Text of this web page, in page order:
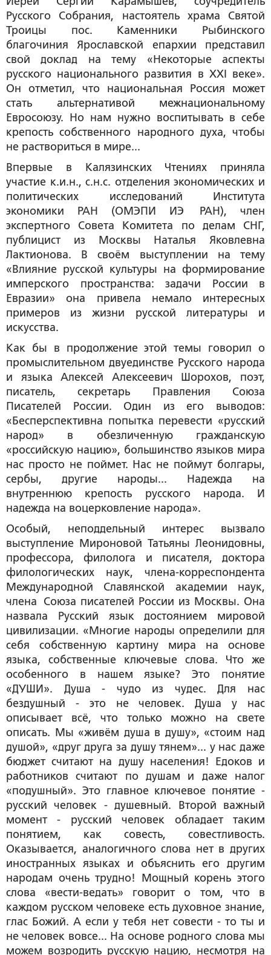
Русского Собрания, настоятель храма Святой
Троицы пос. Каменники Рыбинского
благочиния Ярославской епархии представил
свой доклад на тему «Некоторые аспекты
русского национального развития в XXI веке».
Он отметил, что национальная Россия может
стать альтернативой межнациональному
Евросоюзу. Но нам нужно воспитывать в себе
крепость собственного народного духа, чтобы
не раствориться в мире...
Впервые в Калязинских Чтениях приняла
участие к.и.н., с.н.с. отделения экономических и
политических исследований Института
экономики РАН (ОМЭПИ ИЭ РАН), член
экспертного Совета Комитета по делам СНГ,
публицист из Москвы
Наталья Яковлевна
Лактионова. В своём выступлении на тему
«Влияние русской культуры на формирование
имперского пространства: задачи России в
Евразии» она привела немало интересных
примеров из жизни русской литературы и
искусства.
Как бы в продолжение этой темы говорил о
промыслительном двуединстве Русского народа
и языкаАлексей Алексеевич Шорохов, поэт,
писатель, секретарь Правления Союза
Писателей России. Один из его выводов:
«Бесперспективна попытка перевести «русский
народ» в обезличенную гражданскую
«российскую нацию», большинство языков мира
нас просто не поймет. Нас не поймут болгары,
сербы, другие народы... Надежда на
внутреннюю крепость русского народа. И
надежда на воцерковление народа».
Особый, неподдельный интерес вызвало
выступление Мироновой Татьяны Леонидовны,
профессора, филолога и писателя, доктора
филологических наук, члена-корреспондента
Международной Славянской академии наук,
члена Союза писателей России из Москвы. Она
назвала Русский язык достоянием мировой
цивилизации. « Многие народы определили для
себя собственную картину мира на основе
языка, собственные ключевые слова. Что же
особенного в нашем языке? Это понятие
«ДУШИ». Душа - чудо из чудес. Для нас
бездушный - это не человек. Душа у нас
описывает всё, что только можно на свете
описать. Мы «живём душа в душу», «стоим над
душой», «друг друга за душу тянем»... у нас даже
бюджет считают на душу населения! Едоков и
работников считают по душам и даже налог
«подушный». Это главное ключевое понятие -
русский человек - душевный. Второй важный
момент - русский человек обладает таким
понятием, как совесть, совестливость.
Оказывается, аналогичного слова нет в других
иностранных языках и объяснить его другим
народам очень трудно! Мощный корень этого
слова «вести-ведать» говорит о том, что в
каждом русском человеке есть духовное знание,
глас Божий. А если у тебя нет совести - то ты и
не человек вовсе... На основе родного слова мы
можем возродить русскую нацию, несмотря на